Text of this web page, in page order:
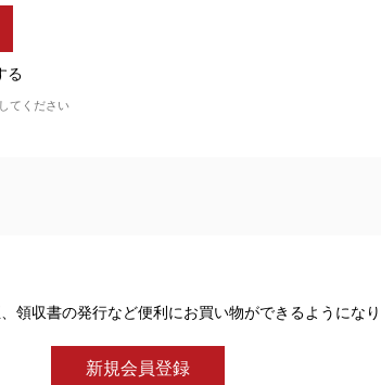
る
てください
領収書の発行など便利にお買い物ができるようにな